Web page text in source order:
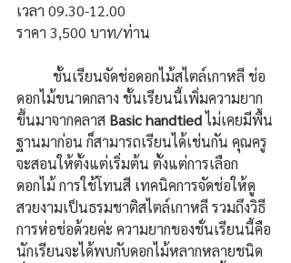
เวลา 09.30-12.00
ราคา 3,500 บาท/ท่าน
ดอกไม้ขนาดกลาง ชั้นเรียนนี้เพิ่มความยาก
ขึ้นมาจากคลาส Basic handtied ไม่เคยมีพื้น
ฐานมาก่อน ก็สามารถเรียนได้เช่นกัน คุณครู
จะสอนให้ตั้งแต่เริ่มต้น ตั้งแต่การเลือก
ดอกไม้ การใช้โทนสี เทคนิคการจัดช่อให้ดู
สวยงามเป็นธรมชาติสไตล์เกาหลี รวมถึงวิธี
การห่อช่อด้วยค่ะ ความยากของชั่นเรียนนี้คือ
นักเรียนจะได้พบกับดอกไม้หลากหลายชนิด